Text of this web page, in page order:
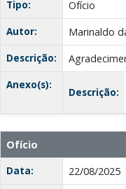
Tipo:
Ofício
Autor:
Marinaldo
Descrição:
Anexo(s):
Descrição:
Ofício
Data:
22/08/2025